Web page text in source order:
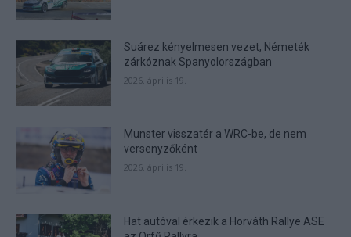
Suárez kényelmesen vezet, Németék
zárkóznak Spanyolországban
2026. április 19.
Munster visszatér a WRC-be, de nem
versenyzőként
2026. április 19.
Hat autóval érkezik a Horváth Rallye ASE